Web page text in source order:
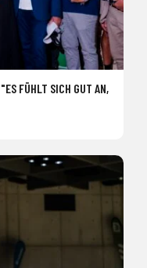
FÜHLT SICH GUT AN,